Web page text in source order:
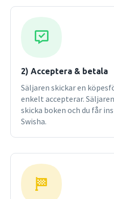
2) Acceptera & betala
Säljaren skickar en
enkelt accepterar.
skicka boken och du får
Swisha.